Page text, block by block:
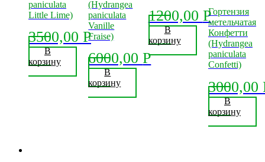
paniculata
Little Lime)
3500,00 Р
В
корзину
(Hydrangea
paniculata
Vanille
Fraise)
6000,00Р
В
корзину
1200,00 Р
В
корзину
Гортензия
метельчатая
Конфетти
(Hydrangea
paniculata
Confetti)
3000,00
В
корзину